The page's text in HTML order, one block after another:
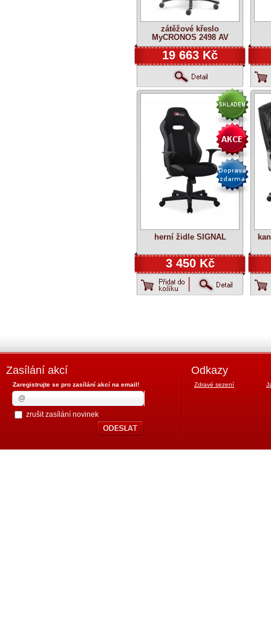
zátěžové křeslo
MyCRONOS 2498 AV
19 663 Kč
herní židle SIGNAL
3 450 Kč
Zasílání akcí
Zaregistrujte se pro zasílání akcí na email!
zrušit zasílání novinek
Odkazy
Zdravé sezení